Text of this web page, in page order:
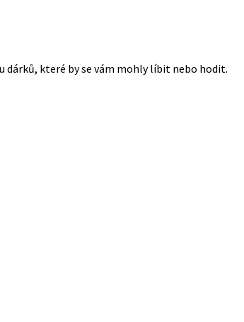
dárků, které by se vám mohly líbit nebo hodit.